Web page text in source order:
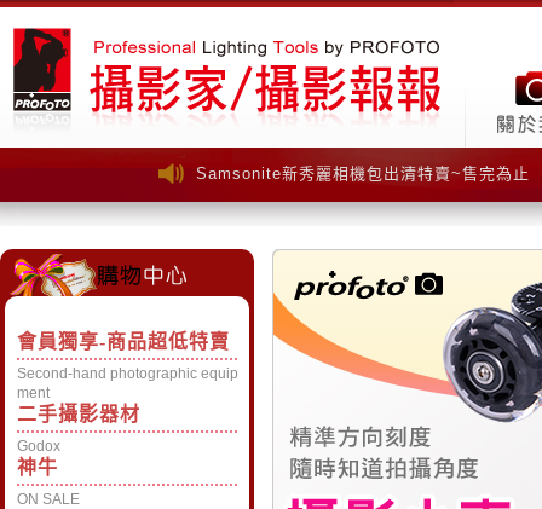
Samsonite新秀麗相機包出清特賣~售完為止
Samsonite新秀麗相機包出清特賣~售完為止
會員獨享-商品超低特賣
Second-hand photographic equip
ment
二手攝影器材
Godox
神牛
ON SALE